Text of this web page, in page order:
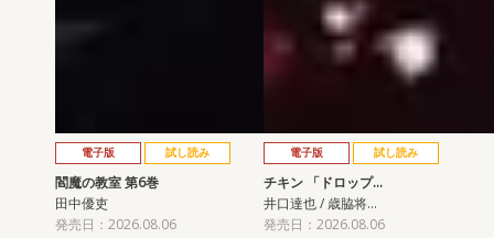
電子版 試し読み
閻魔の教室 第6巻
田中優吏
発売日：2026.08.06
電子版 試し読み
チキン 「ドロップ…
井口達也 / 歳脇将…
発売日：2026.08.06